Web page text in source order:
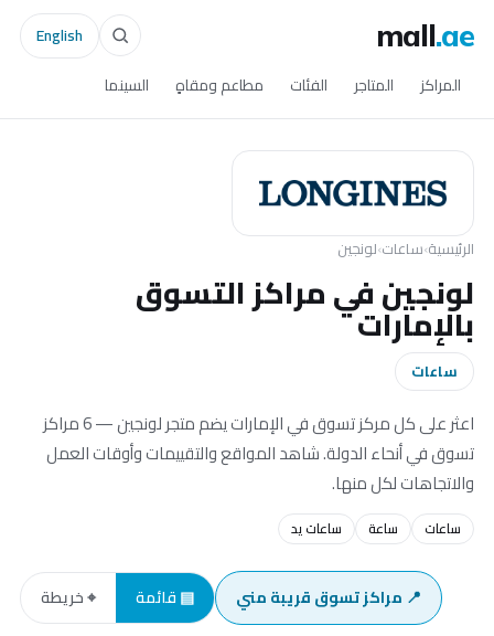
mall.ae
المراكز المتاجر الفئات مطاعم ومقاهٍ السينما
English
الرئيسية›ساعات›لونجين
لونجين في مراكز التسوق
بالإمارات
ساعات
اعثر على كل مركز تسوق في الإمارات يضم متجر لونجين — 6 مراكز
تسوق في أنحاء الدولة. شاهد المواقع والتقييمات وأوقات العمل
والاتجاهات لكل منها.
ساعات ساعة ساعات يد
📍 مراكز تسوق قريبة مني ▤ قائمة ⌖ خريطة